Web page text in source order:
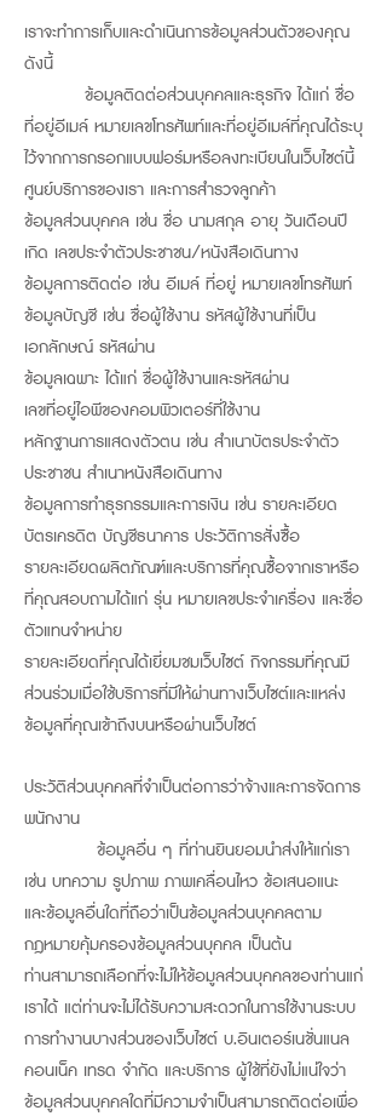
เราจะทำการเก็บและดำเนินการข้อมูลส่วนตัวของคุณ
ดังนี้
ข้อมูลติดต่อส่วนบุคคลและธุรกิจ ได้แก่ ชื่อ
ที่อยู่อีเมล์ หมายเลขโทรศัพท์และที่อยู่อีเมล์ที่คุณได้ระบุ
ไว้จากการกรอกแบบฟอร์มหรือลงทะเบียนในเว็บไซต์นี้
ศูนย์บริการของเรา และการสำรวจลูกค้า
ข้อมูลส่วนบุคคล เช่น ชื่อ นามสกุล อายุ วันเดือนปี
เกิด เลขประจำตัวประชาชน/หนังสือเดินทาง
ข้อมูลการติดต่อ เช่น อีเมล์ ที่อยู่ หมายเลขโทรศัพท์
ข้อมูลบัญชี เช่น ชื่อผู้ใช้งาน รหัสผู้ใช้งานที่เป็น
เอกลักษณ์ รหัสผ่าน
ข้อมูลเฉพาะ ได้แก่ ชื่อผู้ใช้งานและรหัสผ่าน
เลขที่อยู่ไอพีของคอมพิวเตอร์ที่ใช้งาน
หลักฐานการแสดงตัวตน เช่น สำเนาบัตรประจำตัว
ประชาชน สำเนาหนังสือเดินทาง
ข้อมูลการทำธุรกรรมและการเงิน เช่น รายละเอียด
บัตรเครดิต บัญชีธนาคาร ประวัติการสั่งซื้อ
รายละเอียดผลิตภัณฑ์และบริการที่คุณซื้อจากเราหรือ
ที่คุณสอบถามได้แก่ รุ่น หมายเลขประจำเครื่อง และชื่อ
ตัวแทนจำหน่าย
รายละเอียดที่คุณได้เยี่ยมชมเว็บไซต์ กิจกรรมที่คุณมี
ส่วนร่วมเมื่อใช้บริการที่มีให้ผ่านทางเว็บไซต์และแหล่ง
ข้อมูลที่คุณเข้าถึงบนหรือผ่านเว็บไซต์
ประวัติส่วนบุคคลที่จำเป็นต่อการว่าจ้างและการจัดการ
พนักงาน
ข้อมูลอื่น ๆ ที่ท่านยินยอมนำส่งให้แก่เรา
เช่น บทความ รูปภาพ ภาพเคลื่อนไหว ข้อเสนอแนะ
และข้อมูลอื่นใดที่ถือว่าเป็นข้อมูลส่วนบุคคลตาม
กฎหมายคุ้มครองข้อมูลส่วนบุคคล เป็นต้น
ท่านสามารถเลือกที่จะไม่ให้ข้อมูลส่วนบุคคลของท่านแก่
เราได้ แต่ท่านจะไม่ได้รับความสะดวกในการใช้งานระบบ
การทำงานบางส่วนของเว็บไซต์ บ.อินเตอร์เนชั่นแนล
คอนเน็ค เทรด จำกัด และบริการ ผู้ใช้ที่ยังไม่แน่ใจว่า
ข้อมูลส่วนบุคคลใดที่มีความจำเป็นสามารถติดต่อเพื่อ